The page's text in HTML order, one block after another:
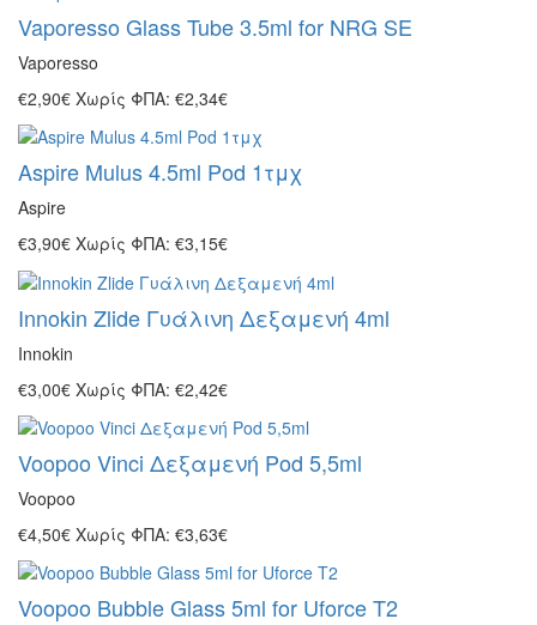
Vaporesso Glass Tube 3.5ml for NRG SE
Vaporesso
€2,90€ Χωρίς ΦΠΑ: €2,34€
Aspire Mulus 4.5ml Pod 1τμχ
Aspire
€3,90€ Χωρίς ΦΠΑ: €3,15€
Innokin Zlide Γυάλινη Δεξαμενή 4ml
Innokin
€3,00€ Χωρίς ΦΠΑ: €2,42€
Voopoo Vinci Δεξαμενή Pod 5,5ml
Voopoo
€4,50€ Χωρίς ΦΠΑ: €3,63€
Voopoo Bubble Glass 5ml for Uforce T2